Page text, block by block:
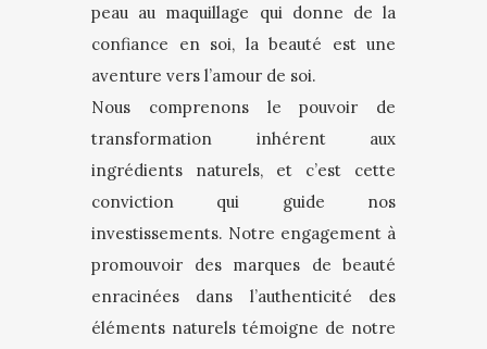
peau au maquillage qui donne de la
confiance en soi, la beauté est une
aventure vers l’amour de soi.
Nous comprenons le pouvoir de
transformation inhérent aux
ingrédients naturels, et c’est cette
conviction qui guide nos
investissements. Notre engagement à
promouvoir des marques de beauté
enracinées dans l’authenticité des
éléments naturels témoigne de notre